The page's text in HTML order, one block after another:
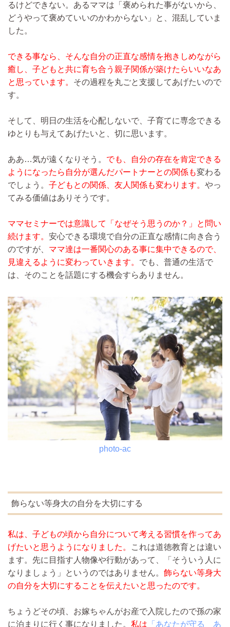
るけどできない。あるママは「褒められた事がないから、
どうやって褒めていいのかわからない」と、混乱していま
した。
できる事なら、そんな自分の正直な感情を抱きしめながら
癒し、子どもと共に育ち合う親子関係が築けたらいいなあ
と思っています。 その過程を丸ごと支援してあげたいので
す。
そして、明日の生活を心配しないで、子育てに専念できる
ゆとりも与えてあげたいと、切に思います。
ああ…気が遠くなりそう。 でも、自分の存在を肯定できる
ようになったら自分が選んだパートナーとの関係も変わる
でしょう。 子どもとの関係、友人関係も変わります。 やっ
てみる価値はありそうです。
ママセミナーでは意識して「なぜそう思うのか？」と問い
続けます。 安心できる環境で自分の正直な感情に向き合う
のですが、 ママ達は一番関心のある事に集中できるので、
見違えるように変わっていきます。 でも、普通の生活で
は、そのことを話題にする機会すらありません。
photo-ac
飾らない等身大の自分を大切にする
私は、子どもの頃から自分について考える習慣を作ってあ
げたいと思うようになりました。
これは道徳教育とは違い
ます。先に目指す人物像や行動があって、「そういう人に
なりましょう」というのではありません。 飾らない等身大
の自分を大切にすることを伝えたいと思ったのです。
ちょうどその頃、お嫁ちゃんがお産で入院したので孫の家
に泊まりに行く事になりました。 私は 「あなたが守る あ